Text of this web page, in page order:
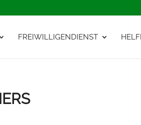
FREIWILLIGENDIENST